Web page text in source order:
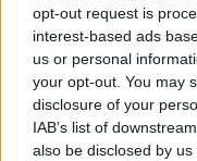
opt-out request is
interest-based ads
us or personal
your opt-out. You may
disclosure of your
IAB’s list of
also be disclosed by
Νέο Audi A2 e-tron με
Μισιακός: «Ο προπονητής